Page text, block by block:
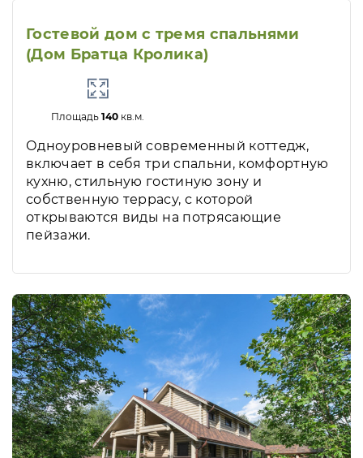
Гостевой дом с тремя спальнями
(Дом Братца Кролика)
Площадь140 кв.м.
Одноуровневый современный коттедж,
включает в себя три спальни, комфортную
кухню, стильную гостиную зону и
собственную террасу, с которой
открываются виды на потрясающие
пейзажи.